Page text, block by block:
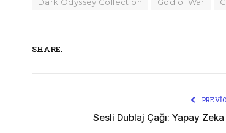
SHARE.
Sesli Dublaj Çağı: Yapay